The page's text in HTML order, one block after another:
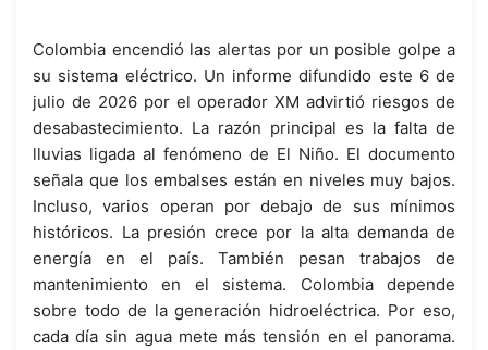
Colombia encendió las alertas por un posible golpe a
su sistema eléctrico. Un informe difundido este 6 de
julio de 2026 por el operador XM advirtió riesgos de
desabastecimiento. La razón principal es la falta de
lluvias ligada al fenómeno de El Niño. El documento
señala que los embalses están en niveles muy bajos.
Incluso, varios operan por debajo de sus mínimos
históricos. La presión crece por la alta demanda de
energía en el país. También pesan trabajos de
mantenimiento en el sistema. Colombia depende
sobre todo de la generación hidroeléctrica. Por eso,
cada día sin agua mete más tensión en el panorama.